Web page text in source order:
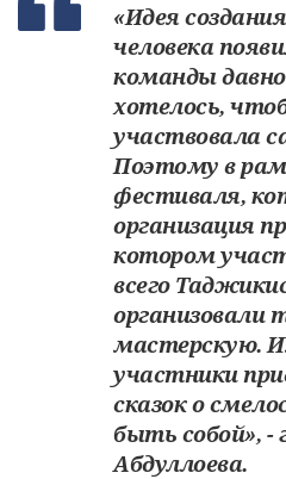
«Идея
человека
команды
хотелось,
участвовала
Поэтому в
фестиваля,
организация
котором
всего
организовали
мастерскую.
участники
сказок о
быть собой», -
Абдуллоева.